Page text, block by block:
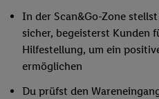
In der Scan&Go-Zone
sicher, begeisterst Kunden
Hilfestellung, um ein
ermöglichen
Du prüfst den